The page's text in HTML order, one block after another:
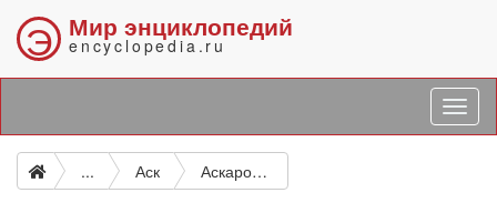
Э Мир энциклопедий
encyclopedia.ru
... Аск Аскарова Минзаля Салаватовна